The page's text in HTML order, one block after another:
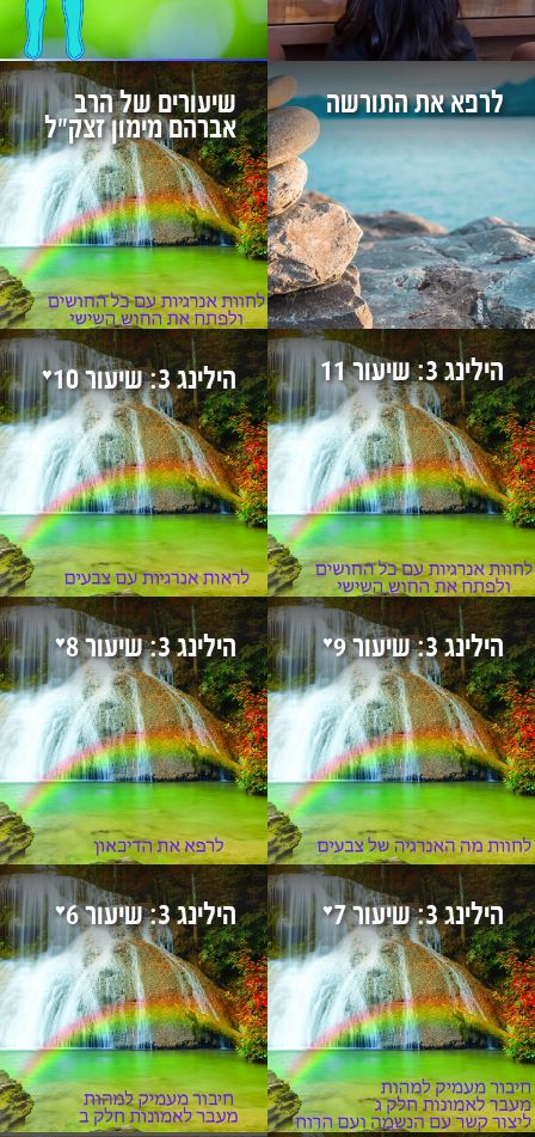
לרפא את התורשה שיעורים של הרב
אברהם מימון זצק"ל
הילינג 3: שיעור 11 הילינג 3: שיעור 10 ♥
הילינג 3: שיעור 9 ♥ הילינג 3: שיעור 8 ♥
הילינג 3: שיעור 7 ♥ הילינג 3: שיעור 6 ♥